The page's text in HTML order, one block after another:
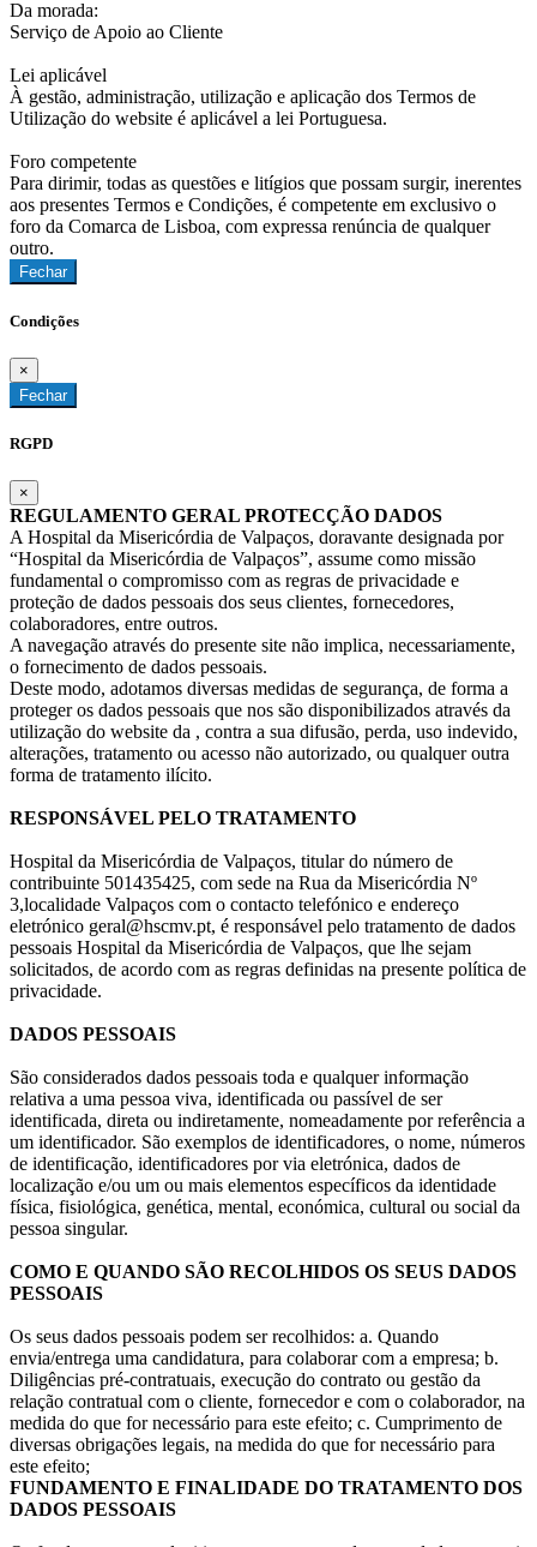
Da morada:
Serviço de Apoio ao Cliente
Lei aplicável
À gestão, administração, utilização e aplicação dos Termos de
Utilização do website é aplicável a lei Portuguesa.
Foro competente
Para dirimir, todas as questões e litígios que possam surgir, inerentes
aos presentes Termos e Condições, é competente em exclusivo o
foro da Comarca de Lisboa, com expressa renúncia de qualquer
outro.
Fechar
Condições
×
Fechar
RGPD
×
REGULAMENTO GERAL PROTECÇÃO DADOS
A Hospital da Misericórdia de Valpaços, doravante designada por
“Hospital da Misericórdia de Valpaços”, assume como missão
fundamental o compromisso com as regras de privacidade e
proteção de dados pessoais dos seus clientes, fornecedores,
colaboradores, entre outros.
A navegação através do presente site não implica, necessariamente,
o fornecimento de dados pessoais.
Deste modo, adotamos diversas medidas de segurança, de forma a
proteger os dados pessoais que nos são disponibilizados através da
utilização do website da , contra a sua difusão, perda, uso indevido,
alterações, tratamento ou acesso não autorizado, ou qualquer outra
forma de tratamento ilícito.
RESPONSÁVEL PELO TRATAMENTO
Hospital da Misericórdia de Valpaços, titular do número de
contribuinte 501435425, com sede na Rua da Misericórdia Nº
3,localidade Valpaços com o contacto telefónico e endereço
eletrónico geral@hscmv.pt, é responsável pelo tratamento de dados
pessoais Hospital da Misericórdia de Valpaços, que lhe sejam
solicitados, de acordo com as regras definidas na presente política de
privacidade.
DADOS PESSOAIS
São considerados dados pessoais toda e qualquer informação
relativa a uma pessoa viva, identificada ou passível de ser
identificada, direta ou indiretamente, nomeadamente por referência a
um identificador. São exemplos de identificadores, o nome, números
de identificação, identificadores por via eletrónica, dados de
localização e/ou um ou mais elementos específicos da identidade
física, fisiológica, genética, mental, económica, cultural ou social da
pessoa singular.
COMO E QUANDO SÃO RECOLHIDOS OS SEUS DADOS
PESSOAIS
Os seus dados pessoais podem ser recolhidos: a. Quando
envia/entrega uma candidatura, para colaborar com a empresa; b.
Diligências pré-contratuais, execução do contrato ou gestão da
relação contratual com o cliente, fornecedor e com o colaborador, na
medida do que for necessário para este efeito; c. Cumprimento de
diversas obrigações legais, na medida do que for necessário para
este efeito;
FUNDAMENTO E FINALIDADE DO TRATAMENTO DOS
DADOS PESSOAIS